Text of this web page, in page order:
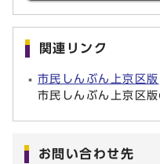
関連リンク
市民しんぶん上京区版
市民しんぶん上京区版
お問い合わせ先